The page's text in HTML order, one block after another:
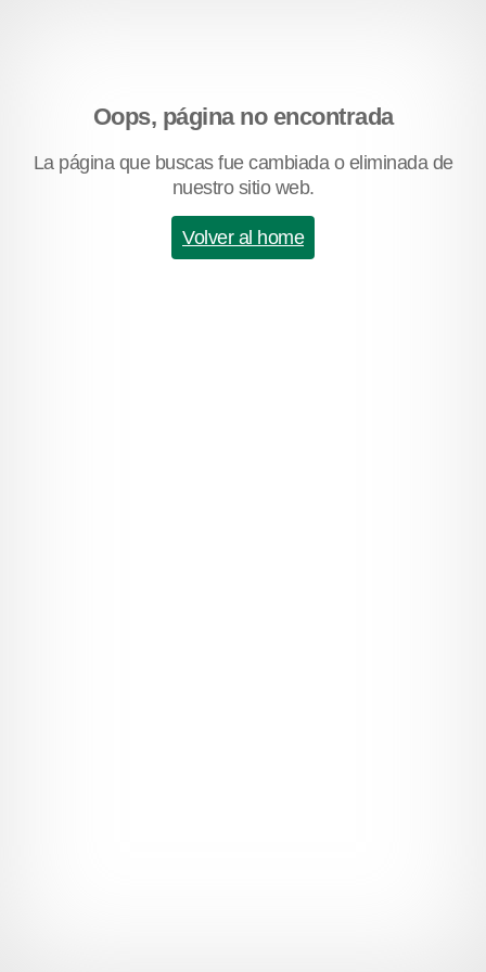
Oops, página no encontrada
La página que buscas fue cambiada o eliminada de
nuestro sitio web.
Volver al home